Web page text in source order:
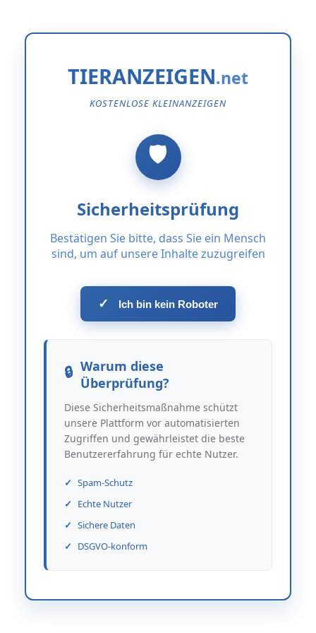
TIERANZEIGEN
KOSTENLOSE KLEINANZEIGEN
Sicherheitsprüfung
Bestätigen Sie bitte, dass Sie ein Mensch
sind, um auf unsere Inhalte zuzugreifen
✓ Ich bin kein Roboter
Warum diese
Überprüfung?
Diese Sicherheitsmaßnahme schützt
unsere Plattform vor automatisierten
Zugriffen und gewährleistet die beste
Benutzererfahrung für echte Nutzer.
Spam-Schutz
Echte Nutzer
Sichere Daten
DSGVO-konform